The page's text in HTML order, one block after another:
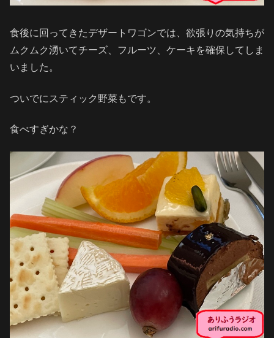
食後に回ってきたデザートワゴンでは、欲張りの気持ちが
ムクムク湧いてチーズ、フルーツ、ケーキを確保してしま
いました。
ついでにスティック野菜もです。
食べすぎかな？